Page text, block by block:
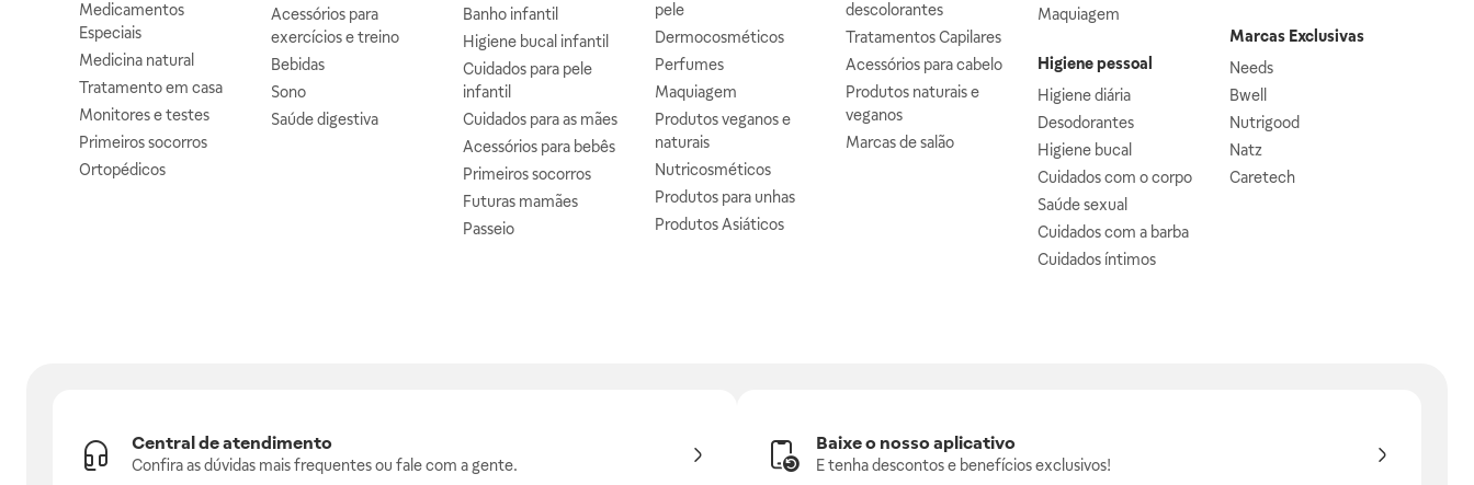
Medicamentos
Especiais
Medicina natural
Tratamento em casa
Monitores e testes
Primeiros socorros
Ortopédicos
Acessórios para
exercícios e treino
Bebidas
Sono
Saúde digestiva
Banho infantil
Higiene bucal infantil
Cuidados para pele
infantil
Cuidados para as mães
Acessórios para bebês
Primeiros socorros
Futuras mamães
Passeio
pele
Dermocosméticos
Perfumes
Maquiagem
Produtos veganos e
naturais
Nutricosméticos
Produtos para unhas
Produtos Asiáticos
descolorantes
Tratamentos Capilares
Acessórios para cabelo
Produtos naturais e
veganos
Marcas de salão
Maquiagem
Higiene pessoal
Higiene diária
Desodorantes
Higiene bucal
Cuidados com o corpo
Saúde sexual
Cuidados com a barba
Cuidados íntimos
Marcas Exclusivas
Needs
Bwell
Nutrigood
Natz
Caretech
Central de atendimento
Confira as dúvidas mais frequentes ou fale com a gente.
Baixe o nosso aplicativo
E tenha descontos e benefícios exclusivos!